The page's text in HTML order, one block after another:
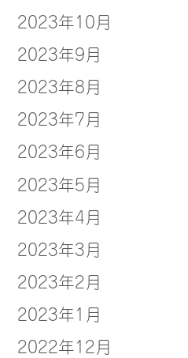
2023年10月
2023年9月
2023年8月
2023年7月
2023年6月
2023年5月
2023年4月
2023年3月
2023年2月
2023年1月
2022年12月